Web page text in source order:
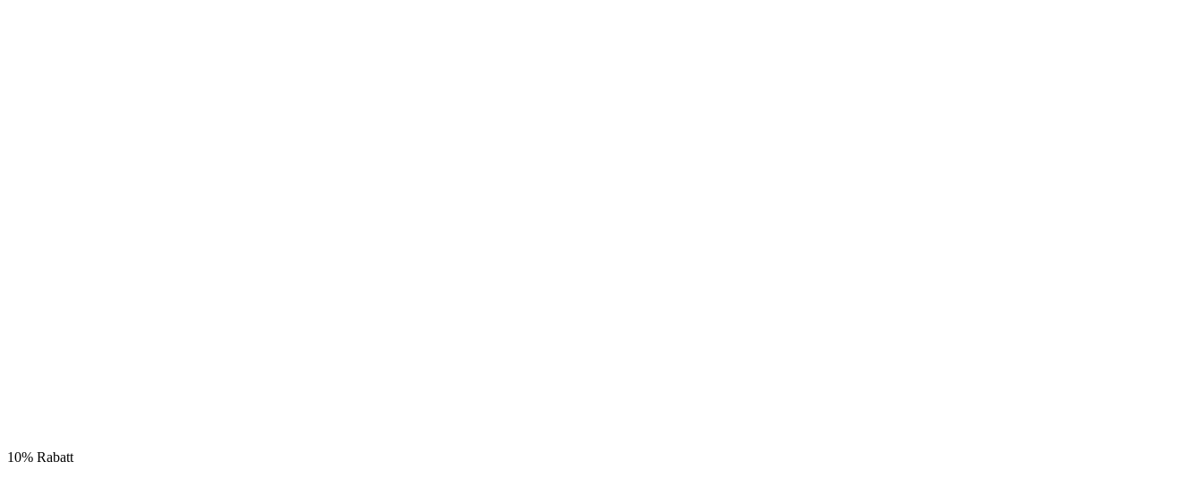
10% Rabatt